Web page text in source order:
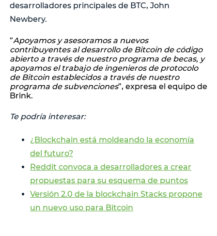
desarrolladores principales de BTC, John
Newbery.
“Apoyamos y asesoramos a nuevos
contribuyentes al desarrollo de Bitcoin de código
abierto a través de nuestro programa de becas, y
apoyamos el trabajo de ingenieros de protocolo
de Bitcoin establecidos a través de nuestro
programa de subvenciones”, expresa el equipo de
Brink.
Te podría interesar:
¿Blockchain está moldeando la economía
del futuro?
Reddit convoca a desarrolladores a crear
propuestas para su esquema de puntos
Versión 2.0 de la blockchain Stacks propone
un nuevo uso para Bitcoin